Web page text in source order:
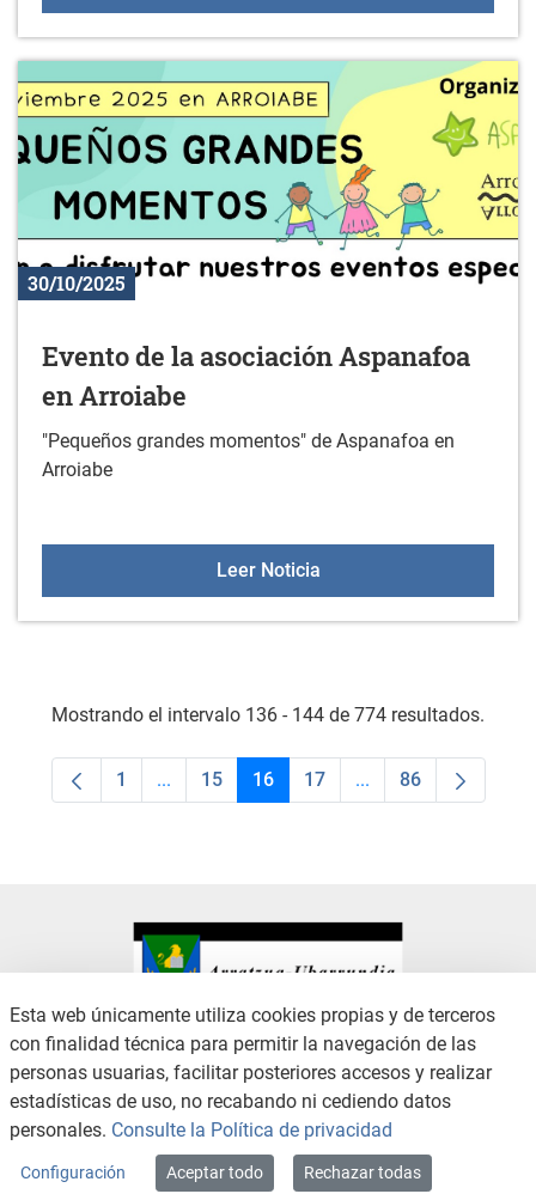
30/10/2025
Evento de la asociación Aspanafoa
en Arroiabe
"Pequeños grandes momentos" de Aspanafoa en
Arroiabe
Leer NoticiaEvento de la asociación
Mostrando el intervalo 136 - 144 de 774 resultados.
Página
1 ...Páginas intermedias Use TAB para
Página
15 Página
16 Página
17 ...PáginasPágina
86
CONTACTO
AVISO LEGAL
CANAL DE DENUNCIAS
POLÍTICA DE PRIVACIDAD
POLÍTICA DE COOKIES
ACCESIBILIDAD
Copyright © 2026 / Excmo. arratzua | Todos los derechos reservados.
Esta web únicamente utiliza cookies propias y de terceros
con finalidad técnica para permitir la navegación de las
personas usuarias, facilitar posteriores accesos y realizar
estadísticas de uso, no recabando ni cediendo datos
personales. Consulte la Política de privacidad
Configuración Aceptar todo Rechazar todas